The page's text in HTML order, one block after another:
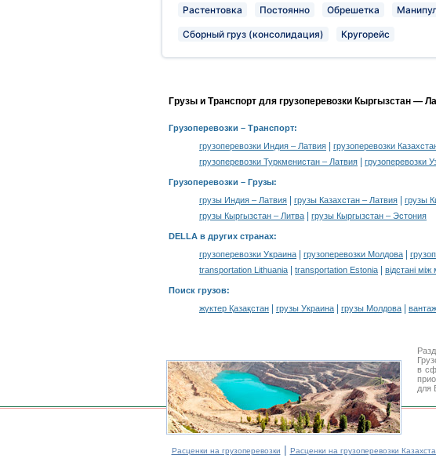
Растентовка Постоянно Обрешетка
Сборный груз (консолидация) Кругорейс
Грузы и Транспорт для грузоперевозки Кыргызстан —
Грузоперевозки – Транспорт:
грузоперевозки Индия – Латвия
грузоперевозки
грузоперевозки Туркменистан – Латвия грузоперевозки
Грузоперевозки – Грузы:
грузы Индия – Латвия
грузы Казахстан – Латвия грузы
грузы Кыргызстан – Литва грузы Кыргызстан – Эстония
DELLA в других странах:
грузоперевозки Украина
грузоперевозки Молдова
transportation Lithuania transportation Estonia відстані між
Поиск грузов:
жүктер Қазақстан
грузы Украина грузы Молдова
в
для
Расценки на грузоперевозки | Расценки на грузоперевозки